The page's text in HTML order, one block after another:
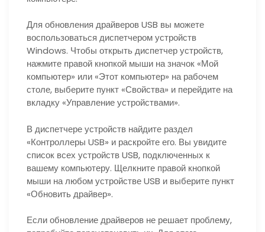
Для обновления драйверов USB вы можете
воспользоваться диспетчером устройств
Windows. Чтобы открыть диспетчер устройств,
нажмите правой кнопкой мыши на значок «Мой
компьютер» или «Этот компьютер» на рабочем
столе, выберите пункт «Свойства» и перейдите на
вкладку «Управление устройствами».
В диспетчере устройств найдите раздел
«Контроллеры USB» и раскройте его. Вы увидите
список всех устройств USB, подключенных к
вашему компьютеру. Щелкните правой кнопкой
мыши на любом устройстве USB и выберите пункт
«Обновить драйвер».
Если обновление драйверов не решает проблему,